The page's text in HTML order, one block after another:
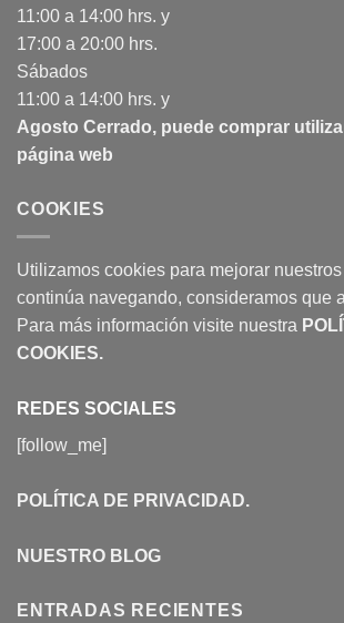
11:00 a 14:00 hrs. y
17:00 a 20:00 hrs.
Sábados
11:00 a 14:00 hrs. y
Agosto Cerrado, puede comprar
página web
COOKIES
Utilizamos cookies para mejorar
continúa navegando, consideramos que
Para más información visite nuestra
COOKIES.
REDES SOCIALES
[follow_me]
POLÍTICA DE PRIVACIDAD.
NUESTRO BLOG
ENTRADAS RECIENTES